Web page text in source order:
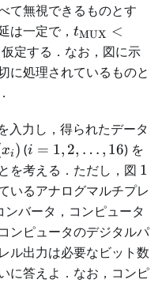
て無視できるものとす
は一定で，
<
<
<
tMUX <
定する．なお，図に示
に処理されているものと
入力し，得られたデータ
xi ) (i=1,
2,
\dots,
16
i = 1, 2, … , 16) を
を考える．ただし，図 1
1
いるアナログマルチプレ
バータ，コンピュータ
ンピュータのデジタルパ
ル出力は必要なビット数
に答えよ．なお，コンピ